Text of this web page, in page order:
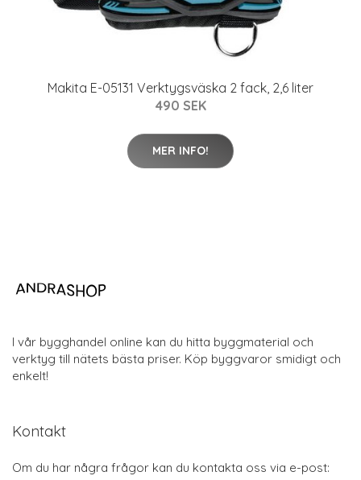
Makita E-05131 Verktygsväska 2 fack, 2,6 liter
490 SEK
MER INFO!
I vår bygghandel online kan du hitta byggmaterial och
verktyg till nätets bästa priser. Köp byggvaror smidigt och
enkelt!
Kontakt
Om du har några frågor kan du kontakta oss via e-post: